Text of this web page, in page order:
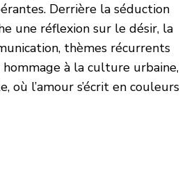
Derrière la séduction
une réflexion sur le désir, la
thèmes récurrents
à la culture urbaine,
où l’amour s’écrit en couleurs